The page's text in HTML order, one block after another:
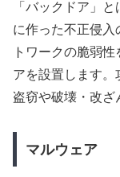
「バックドア」
に作った不正侵入
トワークの脆弱
アを設置します
盗窃や破壊・改ざ
マルウェア